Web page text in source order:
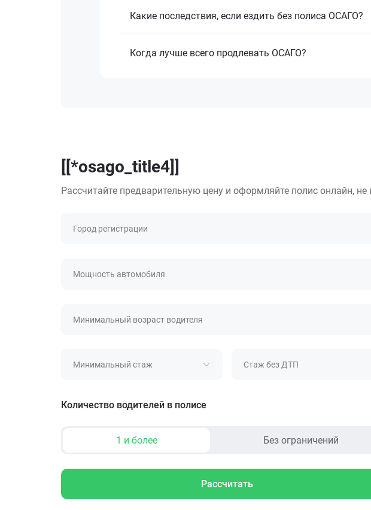
Какие последствия, если ездить без полиса ОСАГО?
Когда лучше всего продлевать ОСАГО?
[[*osago_title4]]
Рассчитайте предварительную цену и оформляйте полис онлайн,
Город регистрации
Мощность автомобиля
Минимальный возраст водителя
Минимальный стаж Стаж без ДТП
Количество водителей в полисе
1 и более Без ограничений
Рассчитать